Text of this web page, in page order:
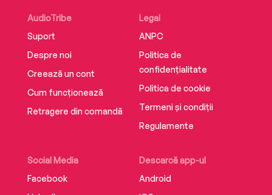
AudioTribe
Suport
Despre noi
Creează un cont
Cum funcționează
Retragere din comandă
Social Media
Facebook
Descarcă app-ul
Android
Legal
ANPC
Politica de
confidențialitate
Politica de cookie
Termeni și condiții
Regulamente